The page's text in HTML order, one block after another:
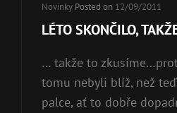
Cat
Links
Novinky Posted on 12/09/2011
LÉTO SKONČILO,
… takže to
tomu nebyli blíž, než
palce, ať to dobře